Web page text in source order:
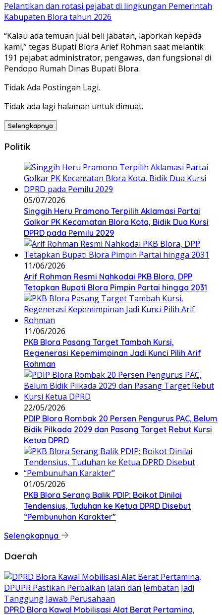
Pelantikan dan rotasi pejabat di lingkungan Pemerintah
Kabupaten Blora tahun 2026
“Kalau ada temuan jual beli jabatan, laporkan kepada
kami,” tegas Bupati Blora Arief Rohman saat melantik
191 pejabat administrator, pengawas, dan fungsional di
Pendopo Rumah Dinas Bupati Blora.
Tidak Ada Postingan Lagi.
Tidak ada lagi halaman untuk dimuat.
Selengkapnya
Politik
05/07/2026
Singgih Heru Pramono Terpilih Aklamasi Partai
Golkar PK Kecamatan Blora Kota, Bidik Dua Kursi
DPRD pada Pemilu 2029
11/06/2026
Arif Rohman Resmi Nahkodai PKB Blora, DPP
Tetapkan Bupati Blora Pimpin Partai hingga 2031
11/06/2026
PKB Blora Pasang Target Tambah Kursi,
Regenerasi Kepemimpinan Jadi Kunci Pilih Arif
Rohman
22/05/2026
PDIP Blora Rombak 20 Persen Pengurus PAC, Belum
Bidik Pilkada 2029 dan Pasang Target Rebut Kursi
Ketua DPRD
01/05/2026
PKB Blora Serang Balik PDIP: Boikot Dinilai
Tendensius, Tuduhan ke Ketua DPRD Disebut
“Pembunuhan Karakter”
Selengkapnya
Daerah
DPRD Blora Kawal Mobilisasi Alat Berat Pertamina,